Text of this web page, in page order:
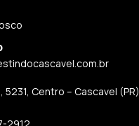
5231, Centro – Cascavel (PR)